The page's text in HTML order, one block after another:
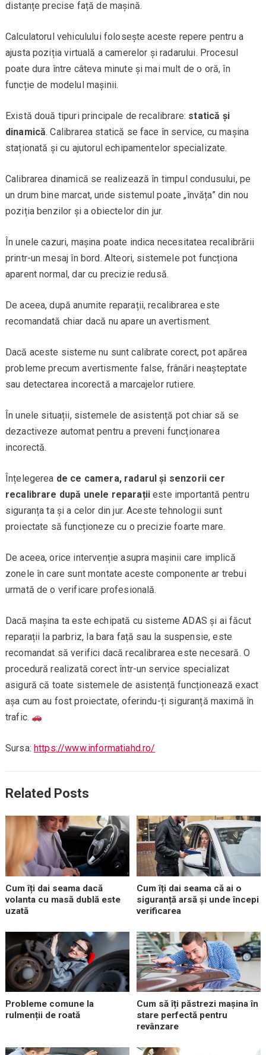
distanțe precise față de mașină.
Calculatorul vehiculului folosește aceste repere pentru a
ajusta poziția virtuală a camerelor și radarului. Procesul
poate dura între câteva minute și mai mult de o oră, în
funcție de modelul mașinii.
Există două tipuri principale de recalibrare: statică și
dinamică. Calibrarea statică se face în service, cu mașina
staționată și cu ajutorul echipamentelor specializate.
Calibrarea dinamică se realizează în timpul condusului, pe
un drum bine marcat, unde sistemul poate „învăța” din nou
poziția benzilor și a obiectelor din jur.
În unele cazuri, mașina poate indica necesitatea recalibrării
printr-un mesaj în bord. Alteori, sistemele pot funcționa
aparent normal, dar cu precizie redusă.
De aceea, după anumite reparații, recalibrarea este
recomandată chiar dacă nu apare un avertisment.
Dacă aceste sisteme nu sunt calibrate corect, pot apărea
probleme precum avertismente false, frânări neașteptate
sau detectarea incorectă a marcajelor rutiere.
În unele situații, sistemele de asistență pot chiar să se
dezactiveze automat pentru a preveni funcționarea
incorectă.
Înțelegerea de ce camera, radarul și senzorii cer
recalibrare după unele reparații este importantă pentru
siguranța ta și a celor din jur. Aceste tehnologii sunt
proiectate să funcționeze cu o precizie foarte mare.
De aceea, orice intervenție asupra mașinii care implică
zonele în care sunt montate aceste componente ar trebui
urmată de o verificare profesională.
Dacă mașina ta este echipată cu sisteme ADAS și ai făcut
reparații la parbriz, la bara față sau la suspensie, este
recomandat să verifici dacă recalibrarea este necesară. O
procedură realizată corect într-un service specializat
asigură că toate sistemele de asistență funcționează exact
așa cum au fost proiectate, oferindu-ți siguranță maximă în
trafic.
Sursa: https://www.informatiahd.ro/
Related Posts
Cum îți dai seama dacă
volanta cu masă dublă este
uzată
Cum îți dai seama că ai o
siguranță arsă și unde începi
verificarea
Probleme comune la
rulmenții de roată
Cum să îți păstrezi mașina în
stare perfectă pentru
revânzare